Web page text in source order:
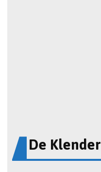
De Klender